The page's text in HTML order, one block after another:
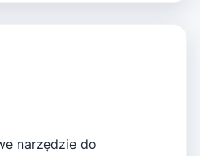
narzędzie do